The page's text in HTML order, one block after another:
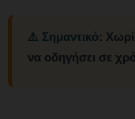
⚠️ Σημαντικό:
να οδηγήσει σε